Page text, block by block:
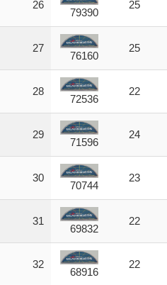
26
79390
25
27
76160
25
28
72536
22
29
71596
24
30
70744
23
31
69832
22
32
68916
22